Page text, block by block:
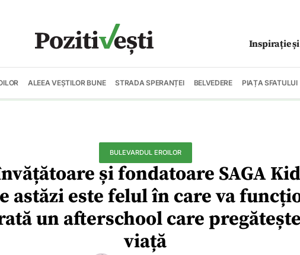
Inspirație
ALEEA VEȘTILOR BUNE STRADA SPERANȚEI BELVEDERE PIAȚA SFATULUI
BULEVARDUL EROILOR
și fondatoare SAGA
astăzi este felul în care va
un afterschool care
viață